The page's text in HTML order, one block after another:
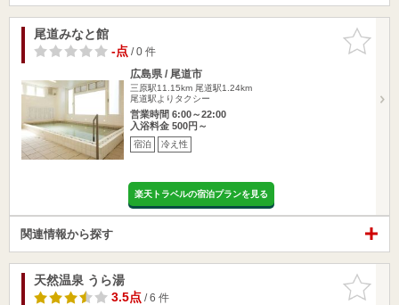
お気に入
りに追加
尾道みなと館
-点/ 0 件
広島県 / 尾道市
三原駅11.15km 尾道駅1.24km
尾道駅よりタクシー
営業時間 6:00～22:00
入浴料金 500円～
宿泊 冷え性
楽天トラベルの宿泊プランを見る
関連情報から探す
お気に入
りに追加
天然温泉 うら湯
3.5点/ 6 件